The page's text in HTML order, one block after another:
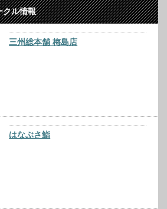
ル情報
三州総本舗 梅島店
はなぶさ鮨